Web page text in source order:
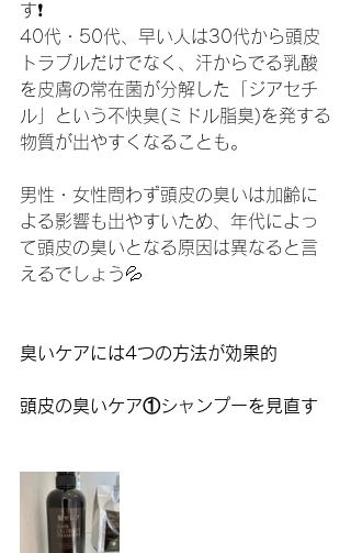
す❗️
40代・50代、早い人は30代から頭皮
トラブルだけでなく、汗からでる乳酸
を皮膚の常在菌が分解した「ジアセチ
ル」という不快臭(ミドル脂臭)を発する
物質が出やすくなることも。
男性・女性問わず頭皮の臭いは加齢に
よる影響も出やすいため、年代によっ
て頭皮の臭いとなる原因は異なると言
えるでしょう💦
臭いケアには4つの方法が効果的
頭皮の臭いケア①シャンプーを見直す